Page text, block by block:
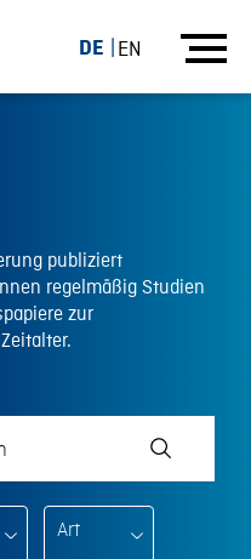
DE EN
publiziert
regelmäßig Studien
zur
Art